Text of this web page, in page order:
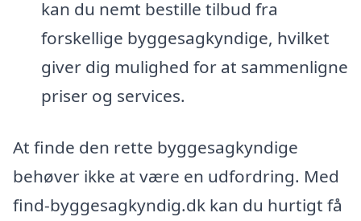
kan du nemt bestille tilbud fra
forskellige byggesagkyndige, hvilket
giver dig mulighed for at sammenligne
priser og services.
At finde den rette byggesagkyndige
behøver ikke at være en udfordring. Med
find-byggesagkyndig.dk kan du hurtigt få